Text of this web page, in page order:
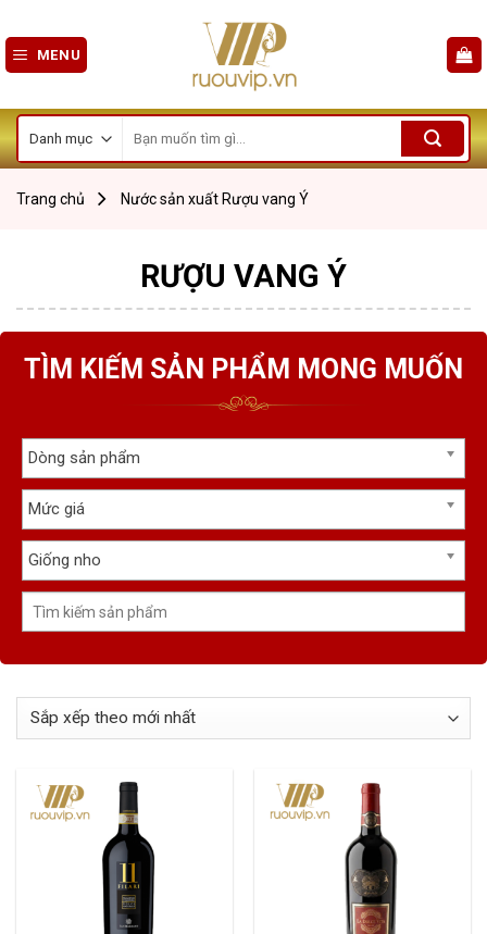
to
content
MENU
kiếm:
Trang chủ Nước sản xuất Rượu vang Ý
RƯỢU VANG Ý
TÌM KIẾM SẢN PHẨM MONG MUỐN
Dòng sản phẩm
Mức giá
Giống nho